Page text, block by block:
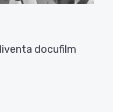
docufilm